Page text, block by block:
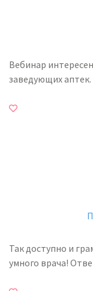
Вебинар
заведующих
Так доступно и
умного врача!